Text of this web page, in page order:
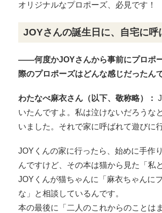
オリジナルなプロポーズ、必見です！
JOYさんの誕生日に、自宅に
――何度かJOYさんから事前にプロポ
際のプロポーズはどんな感じだったん
わたなべ麻衣さん（以下、敬称略）：
いたんですよ。私は泣けないだろうな
いました。それで家に呼ばれて遊びに
JOYくんの家に行ったら、始めに手作
んですけど、その本は猫から見た「私
JOYくんが猫ちゃんに「麻衣ちゃんに
な」と相談しているんです。
本の最後に「二人のこれからのことは